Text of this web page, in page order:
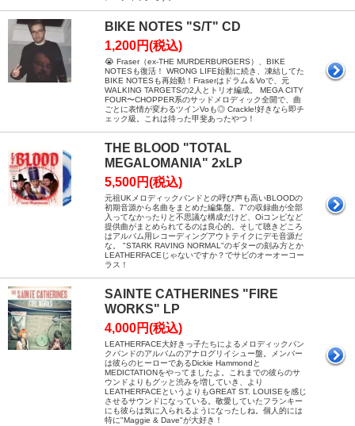
BIKE NOTES "S/T" CD
1,200円(税込)
😭 Fraser（ex-THE MURDERBURGERS）、BIKE
NOTESも復活！ WRONG LIFE始動に続き、凍結してた
BIKE NOTESも再始動！Fraserはドラム＆Voで、元
WALKING TARGETSの2人とトリオ編成。 MEGA CITY
FOUR〜CHOPPER系のサッドメロディック全開で、曲
ごとに表情が変わるツインVoも◎ Crackle!好きなら即チ
ェック級。これは待った甲斐あったやつ！
THE BLOOD "TOTAL
MEGALOMANIA" 2xLP
5,500円(税込)
元祖UKメロディックバンドとの呼び声も高いBLOODの
初期音源から名曲をまとめた編集盤。7"の収録曲が全部
入ってなかったりと不思議な構成だけど、Oiコンピなど
提供曲がまとめられてるのは良心的。そして聴きどころ
はアルバム用レコーディングアウトテイクにデモ音源だ
な。 "STARK RAVING NORMAL"のギターの刻み方とか
LEATHERFACEじゃないですか？でサビのオーオーコー
ラス！
SAINTE CATHERINES "FIRE
WORKS" LP
4,000円(税込)
LEATHERFACE大好きっ子たちによるメロディックパン
クバンドのアルバムのアナログリイシュー盤。メンバー
は彼らのヒーローであるDickie Hammondと
MEDICTATIONをやってましたよ。これまでの彼らのサ
ウンドよりもグッと渋みを増していき、より
LEATHERFACEというよりもGREAT ST. LOUISEを感じ
させるサウンドになっている。敬愛していたフランキー
にも彼らは気に入られるようになったしね。個人的には
特に"Maggie & Dave"が大好き！